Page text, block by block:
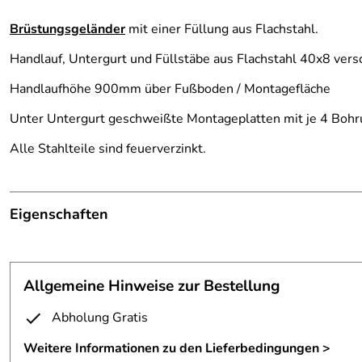
Brüstungsgeländermit einer Füllung aus Flachstahl.
Handlauf, Untergurt und Füllstäbe aus Flachstahl 40x8
Handlaufhöhe 900mm über Fußboden / Montagefläche
Unter Untergurt geschweißte Montageplatten mit je 4
Alle Stahlteile sind feuerverzinkt.
Eigenschaften
Befestigungsmaterial:
kann gegen Mehrkosten mit
Material:
Rahmen:
Flachstahl 40 x 8 mm
Allgemeine Hinweise zur Bestellung
Abholung Gratis
Weitere Informationen zu den Lieferbedingungen >